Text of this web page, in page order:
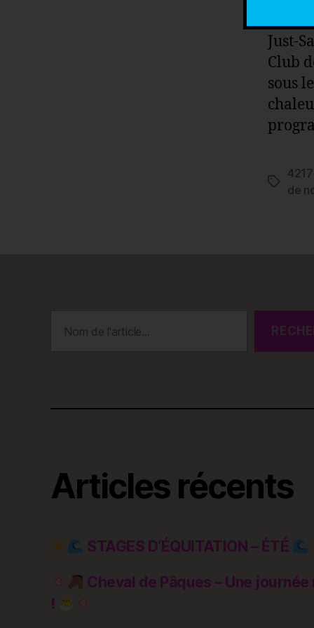
Just-
Club
sous
de
Articles récents
STAGES D’ÉQUITATION – ÉTÉ
Cheval de Pâques – Une
!